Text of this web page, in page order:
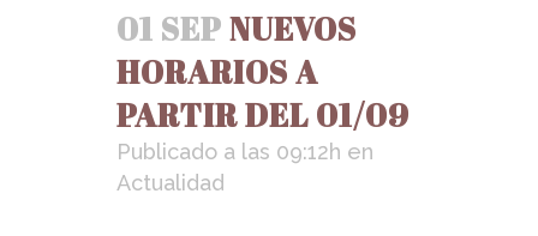
01 SEPNUEVOS
HORARIOS A
PARTIR DEL 01/09
Publicado a las 09:12h en
Actualidad